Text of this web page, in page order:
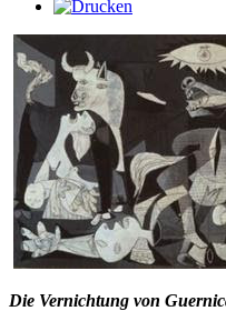
Die Vernichtung von